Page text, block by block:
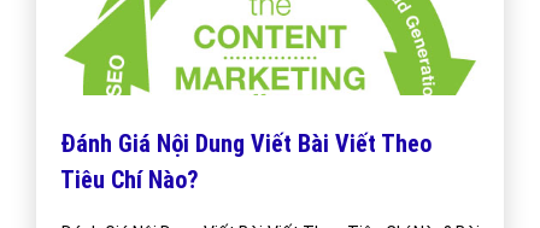
Đánh Giá Nội Dung Viết Bài Viết Theo
Tiêu Chí Nào?